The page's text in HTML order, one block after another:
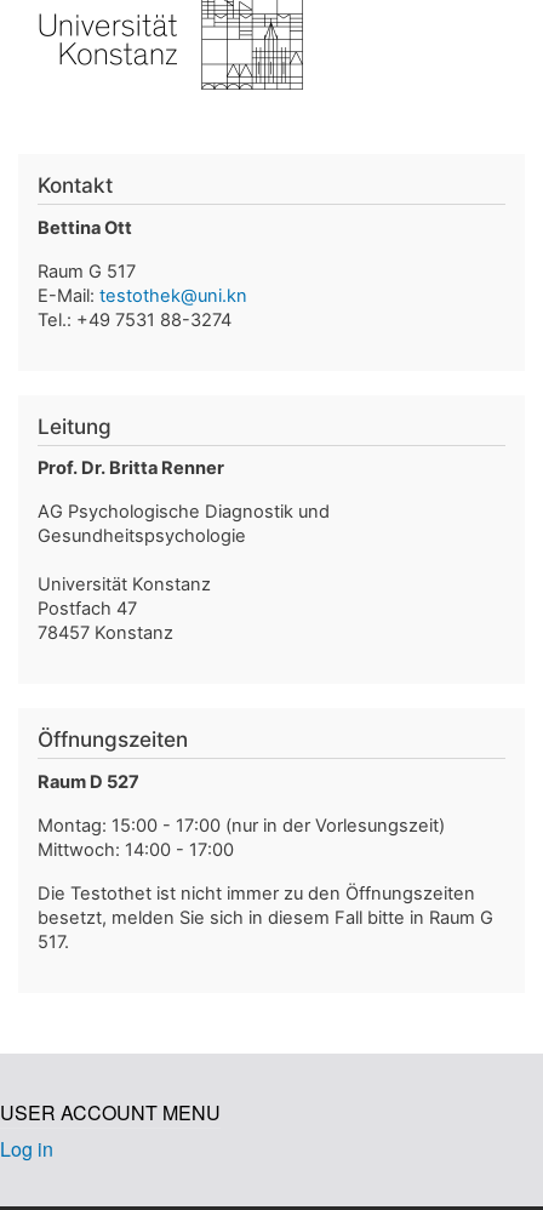
Kontakt
Bettina Ott
Raum G 517
E-Mail: testothek@uni.kn
Tel.: +49 7531 88-3274
Leitung
Prof. Dr. Britta Renner
AG Psychologische Diagnostik und
Gesundheitspsychologie
Universität Konstanz
Postfach 47
78457 Konstanz
Öffnungszeiten
Raum D 527
Montag: 15:00 - 17:00 (nur in der Vorlesungszeit)
Mittwoch: 14:00 - 17:00
Die Testothet ist nicht immer zu den Öffnungszeiten
besetzt, melden Sie sich in diesem Fall bitte in Raum G
517.
USER ACCOUNT MENU
Log in